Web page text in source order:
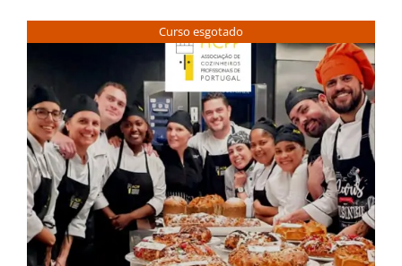
Curso esgotado